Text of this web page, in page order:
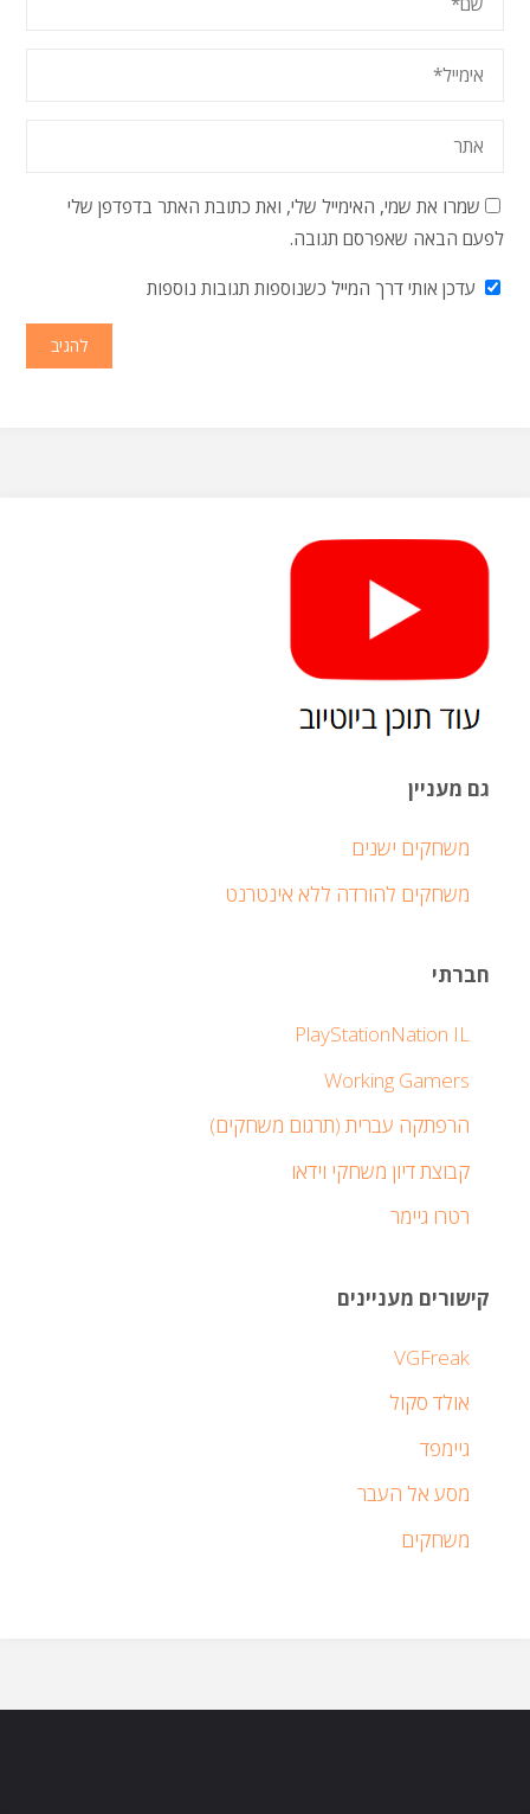
שמרו את שמי, האימייל שלי, ואת כתובת האתר בדפדפן שלי
לפעם הבאה שאפרסם תגובה.
עדכן אותי דרך המייל כשנוספות תגובות נוספות
גם מעניין
משחקים ישנים
משחקים להורדה ללא אינטרנט
חברתי
PlayStationNation IL
Working Gamers
הרפתקה עברית (תרגום משחקים)
קבוצת דיון משחקי וידאו
רטרו גיימר
קישורים מעניינים
VGFreak
אולד סקול
גיימפד
מסע אל העבר
משחקים